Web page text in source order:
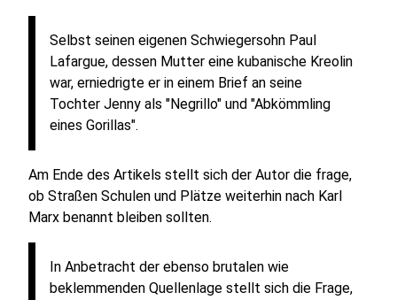
Selbst seinen eigenen Schwiegersohn Paul
Lafargue, dessen Mutter eine kubanische Kreolin
war, erniedrigte er in einem Brief an seine
Tochter Jenny als "Negrillo" und "Abkömmling
eines Gorillas".
Am Ende des Artikels stellt sich der Autor die frage,
ob Straßen Schulen und Plätze weiterhin nach Karl
Marx benannt bleiben sollten.
In Anbetracht der ebenso brutalen wie
beklemmenden Quellenlage stellt sich die Frage,